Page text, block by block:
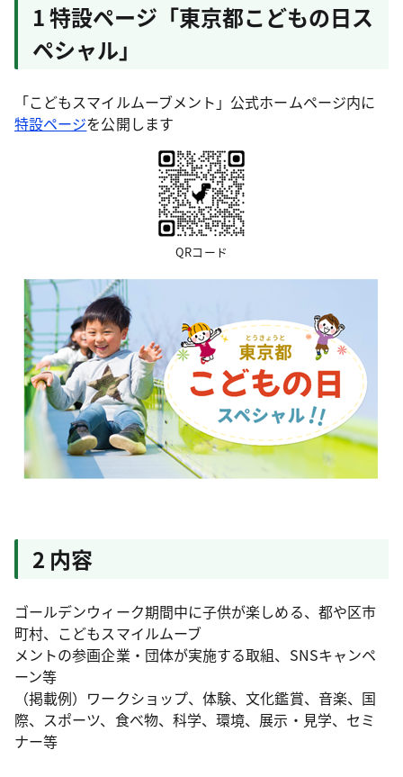
1 特設ページ「東京都こどもの日ス
ペシャル」
「こどもスマイルムーブメント」公式ホームページ内に
特設ページを公開します
QRコード
2 内容
ゴールデンウィーク期間中に子供が楽しめる、都や区市
町村、こどもスマイルムーブ
メントの参画企業・団体が実施する取組、SNSキャンペ
ーン等
（掲載例）ワークショップ、体験、文化鑑賞、音楽、国
際、スポーツ、食べ物、科学、環境、展示・見学、セミ
ナー等